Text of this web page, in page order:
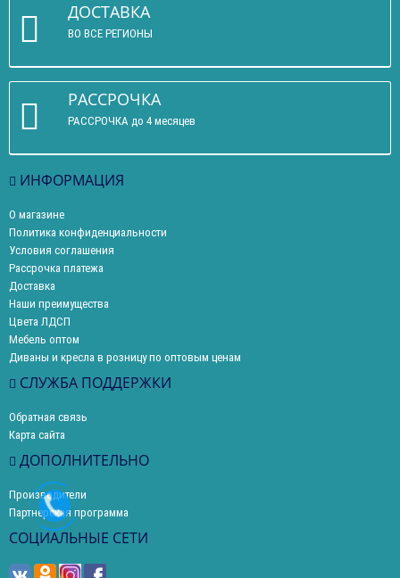
ДОСТАВКА
ВО ВСЕ РЕГИОНЫ
РАССРОЧКА
РАССРОЧКА до 4 месяцев
ИНФОРМАЦИЯ
О магазине
Политика конфиденциальности
Условия соглашения
Рассрочка платежа
Доставка
Наши преимущества
Цвета ЛДСП
Мебель оптом
Диваны и кресла в розницу по оптовым ценам
СЛУЖБА ПОДДЕРЖКИ
Обратная связь
Карта сайта
ДОПОЛНИТЕЛЬНО
Производители
Партнерская программа
СОЦИАЛЬНЫЕ СЕТИ